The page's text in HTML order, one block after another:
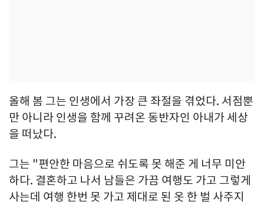
올해 봄 그는 인생에서 가장 큰 좌절을 겪었다. 서점뿐
만 아니라 인생을 함께 꾸려온 동반자인 아내가 세상
을 떠났다.
그는 "편안한 마음으로 쉬도록 못 해준 게 너무 미안
하다. 결혼하고 나서 남들은 가끔 여행도 가고 그렇게
사는데 여행 한번 못 가고 제대로 된 옷 한 벌 사주지